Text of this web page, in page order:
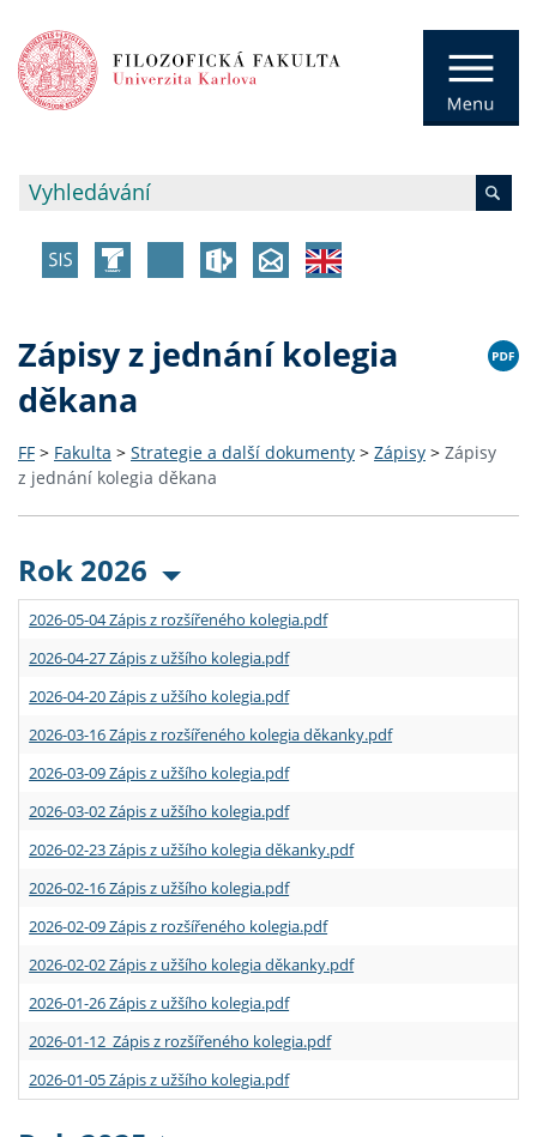
Zápisy z jednání kolegia
děkana
FF > Fakulta > Strategie a další dokumenty > Zápisy > Zápisy
z jednání kolegia děkana
Rok 2026
2026-05-04 Zápis z rozšířeného kolegia.pdf
2026-04-27 Zápis z užšího kolegia.pdf
2026-04-20 Zápis z užšího kolegia.pdf
2026-03-16 Zápis z rozšířeného kolegia děkanky.pdf
2026-03-09 Zápis z užšího kolegia.pdf
2026-03-02 Zápis z užšího kolegia.pdf
2026-02-23 Zápis z užšího kolegia děkanky.pdf
2026-02-16 Zápis z užšího kolegia.pdf
2026-02-09 Zápis z rozšířeného kolegia.pdf
2026-02-02 Zápis z užšího kolegia děkanky.pdf
2026-01-26 Zápis z užšího kolegia.pdf
2026-01-12 Zápis z rozšířeného kolegia.pdf
2026-01-05 Zápis z užšího kolegia.pdf